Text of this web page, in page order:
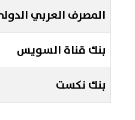
المصرف العربي
بنك قناة السويس
بنك نكست